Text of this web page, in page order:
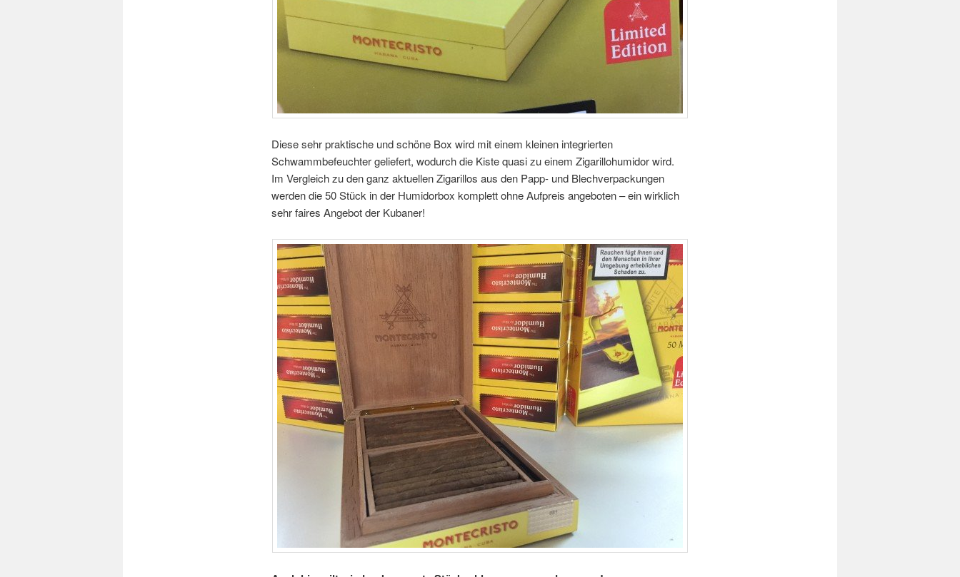
Diese sehr praktische und schöne Box wird mit einem kleinen integrierten
Schwammbefeuchter geliefert, wodurch die Kiste quasi zu einem Zigarillohumidor wird.
Im Vergleich zu den ganz aktuellen Zigarillos aus den Papp- und Blechverpackungen
werden die 50 Stück in der Humidorbox komplett ohne Aufpreis angeboten – ein wirklich
sehr faires Angebot der Kubaner!